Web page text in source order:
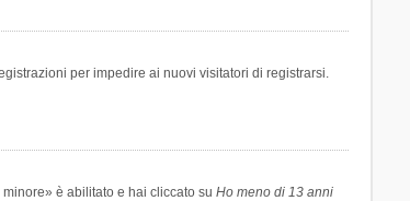
per impedire ai nuovi visitatori di registrarsi.
è abilitato e hai cliccato su Ho meno di 13 anni